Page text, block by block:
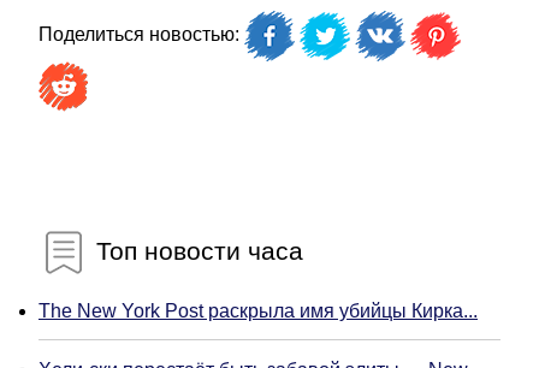
Поделиться новостью:
Топ новости часа
The New York Post раскрыла имя убийцы Кирка...